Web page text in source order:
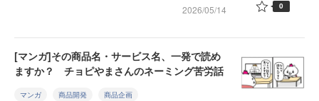
2026/05/14 0
[マンガ]その商品名・サービス名、一発で読め
ますか？ チョピやまさんのネーミング苦労話
マンガ 商品開発 商品企画